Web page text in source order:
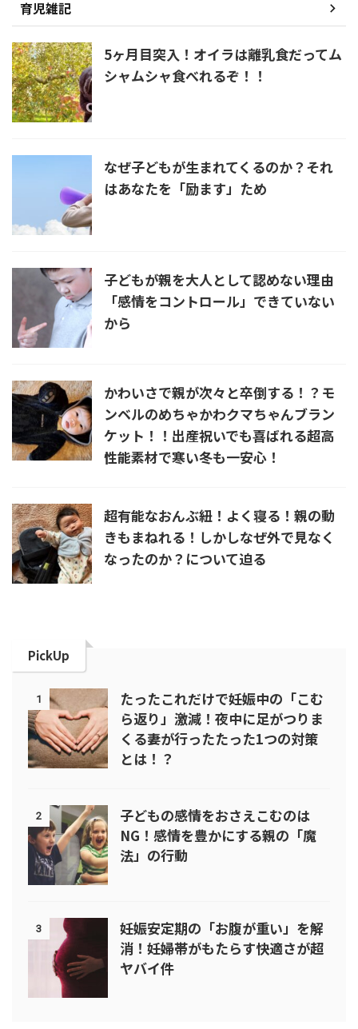
育児雑記
5ヶ月目突入！オイラは離乳食だってム
シャムシャ食べれるぞ！！
なぜ子どもが生まれてくるのか？それ
はあなたを「励ます」ため
子どもが親を大人として認めない理由
「感情をコントロール」できていない
から
かわいさで親が次々と卒倒する！？モ
ンベルのめちゃかわクマちゃんブラン
ケット！！出産祝いでも喜ばれる超高
性能素材で寒い冬も一安心！
超有能なおんぶ紐！よく寝る！親の動
きもまねれる！しかしなぜ外で見なく
なったのか？について迫る
PickUp
1
たったこれだけで妊娠中の「こむ
ら返り」激減！夜中に足がつりま
くる妻が行ったたった1つの対策
とは！？
2
子どもの感情をおさえこむのは
NG！感情を豊かにする親の「魔
法」の行動
3
妊娠安定期の「お腹が重い」を解
消！妊婦帯がもたらす快適さが超
ヤバイ件